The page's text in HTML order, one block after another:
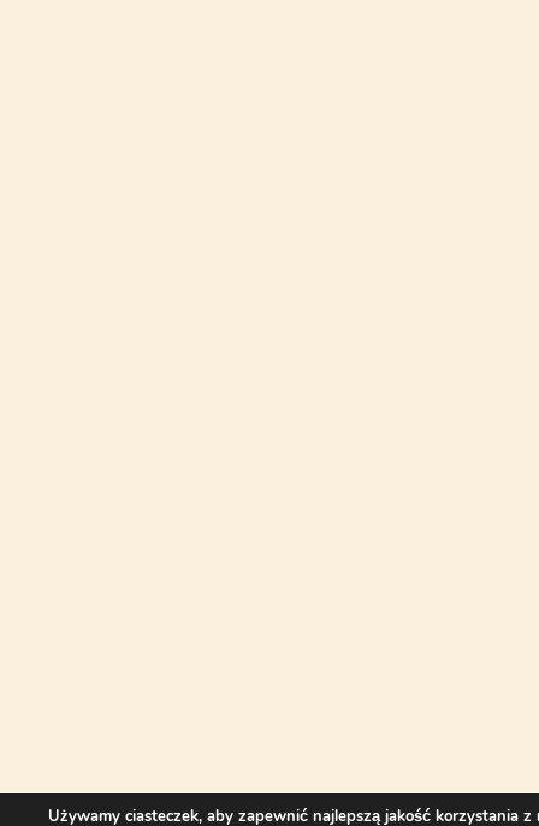
Używamy ciasteczek, aby zapewnić najlepszą jakość korzystania